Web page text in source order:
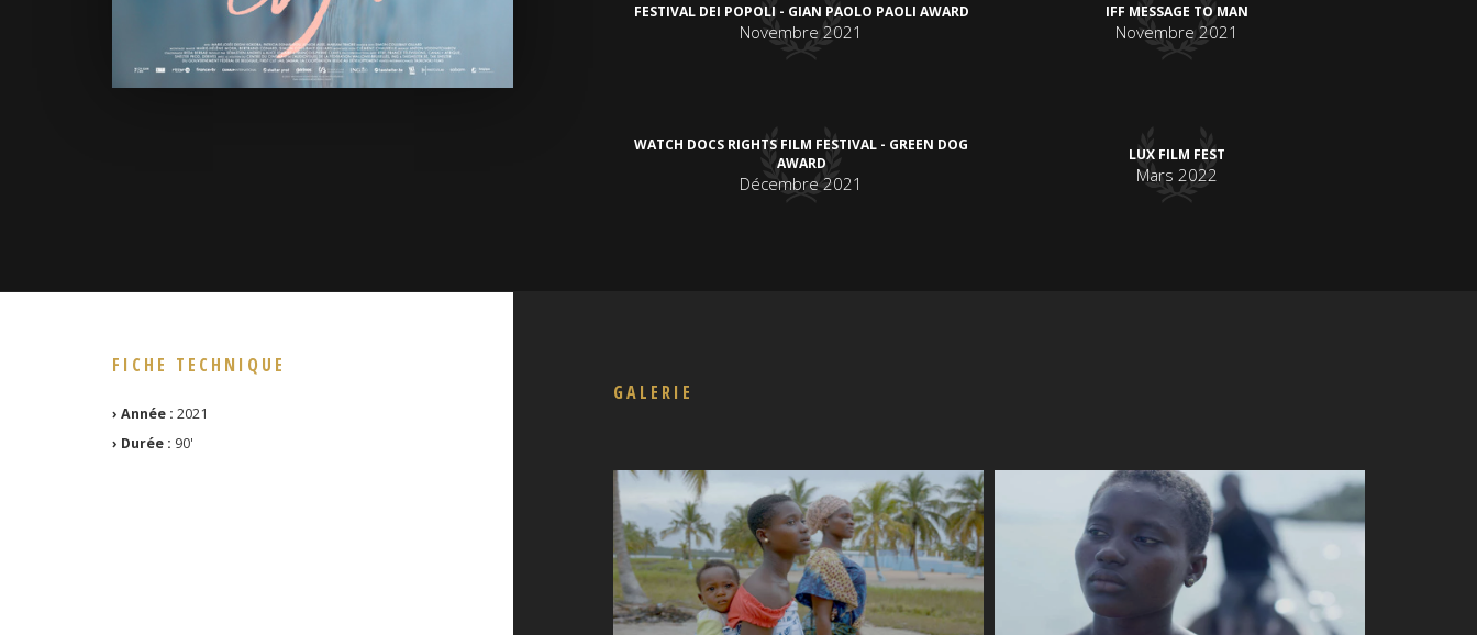
FESTIVAL DEI POPOLI - GIAN PAOLO PAOLI AWARD
Novembre 2021
IFF MESSAGE TO MAN
Novembre 2021
WATCH DOCS RIGHTS FILM FESTIVAL - GREEN DOG
AWARD
Décembre 2021
LUX FILM FEST
Mars 2022
GALERIE
FICHE TECHNIQUE
› Année : 2021
› Durée : 90'